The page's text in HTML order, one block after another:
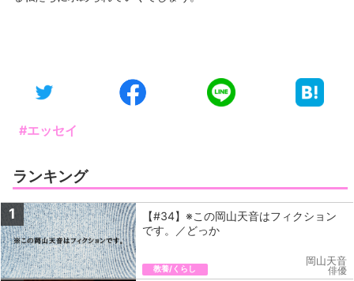
#エッセイ
ランキング
1
【#34】※この岡山天音はフィクション
です。／どっか
教養/くらし
岡山天音
俳優